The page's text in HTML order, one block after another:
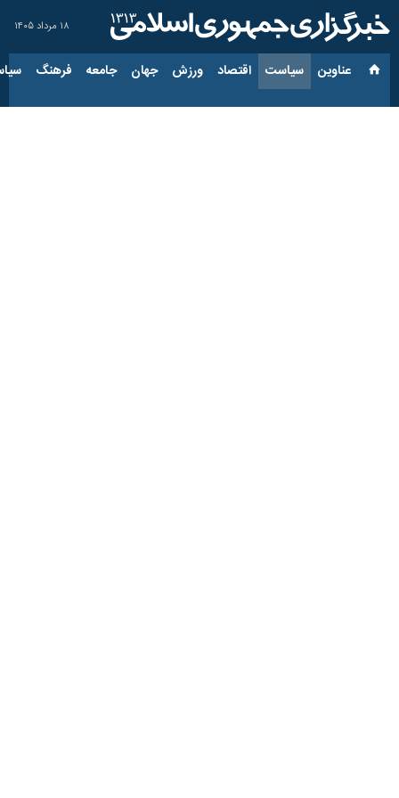
۱۸ مرداد ۱۴۰۵
عناوین‌ سیاست اقتصاد ورزش جهان جامعه فرهنگ